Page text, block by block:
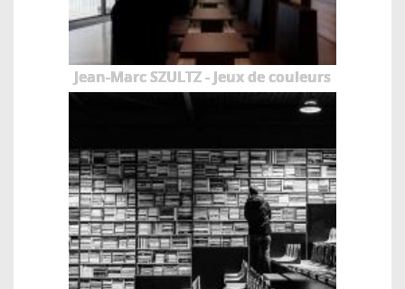
Jean-Marc SZULTZ - Jeux de couleurs